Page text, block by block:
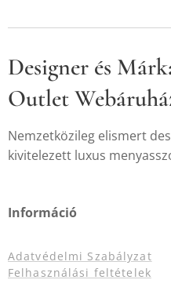
Designer és
Outlet
Nemzetközileg elismert
kivitelezett luxus
Információ
Adatvédelmi Szabályzat
Felhasználási feltételek